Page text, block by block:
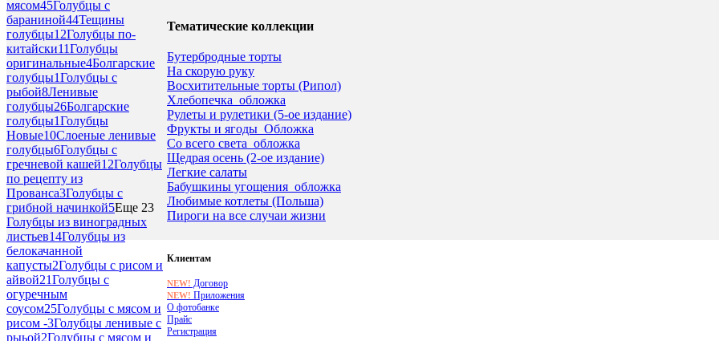
мясом45Голубцы с
бараниной44Тещины
голубцы12Голубцы по-
китайски11Голубцы
оригинальные4Болгарские
голубцы1Голубцы с
рыбой8Ленивые
голубцы26Болгарские
голубцы1Голубцы
Новые10Слоеные ленивые
голубцы6Голубцы с
гречневой кашей12Голубцы
по рецепту из
Прованса3Голубцы с
грибной начинкой5Еще 23
Голубцы из виноградных
листьев14Голубцы из
белокачанной
капусты2Голубцы с рисом и
айвой21Голубцы с
огуречным
соусом25Голубцы с мясом и
рисом -3Голубцы ленивые с
рыьой2Голубцы с мясом и
Тематические коллекции
Бутербродные торты
На скорую руку
Восхитительные торты (Рипол)
Хлебопечка_обложка
Рулеты и рулетики (5-ое издание)
Фрукты и ягоды_Обложка
Со всего света_обложка
Щедрая осень (2-ое издание)
Легкие салаты
Бабушкины угощения_обложка
Любимые котлеты (Польша)
Пироги на все случаи жизни
Клиентам
NEW! Договор
NEW! Приложения
О фотобанке
Прайс
Регистрация